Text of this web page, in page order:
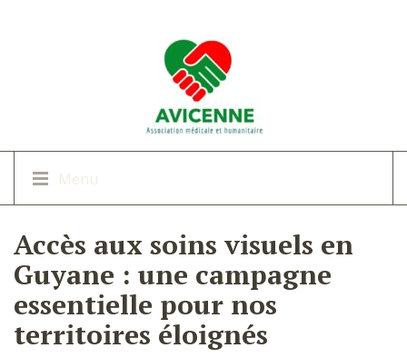
Menu
Accès aux soins visuels en
Guyane : une campagne
essentielle pour nos
territoires éloignés